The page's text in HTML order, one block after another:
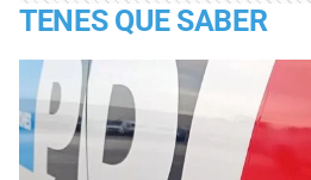
TENES QUE SABER